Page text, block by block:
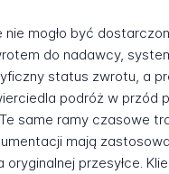
nie mogło być
do nadawcy,
status zwrotu, a
podróż w przód
Te same ramy czasowe
mają
oryginalnej przesyłce.